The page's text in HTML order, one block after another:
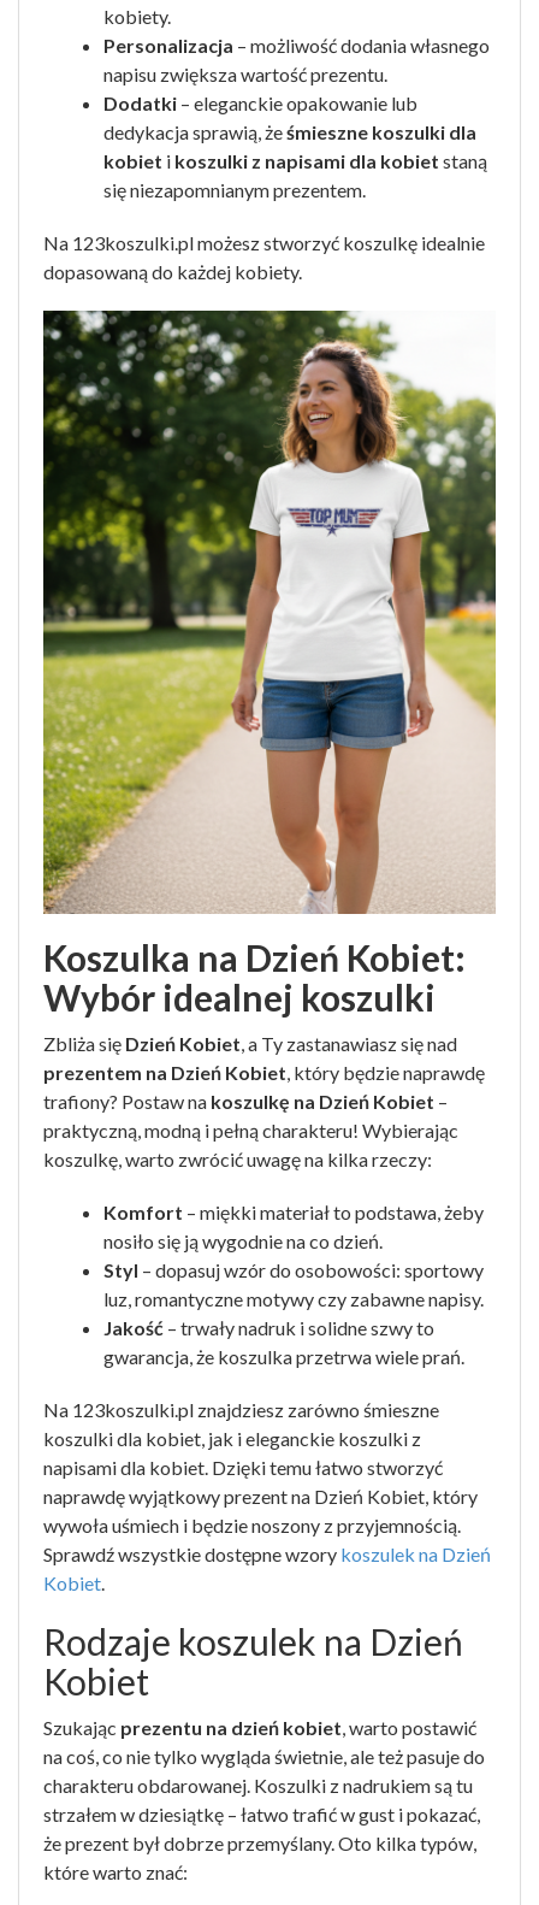
kobiety.
Personalizacja – możliwość dodania własnego
napisu zwiększa wartość prezentu.
Dodatki – eleganckie opakowanie lub
dedykacja sprawią, żeśmieszne koszulki dla
kobiet i koszulki z napisami dla kobiet staną
się niezapomnianym prezentem.
Na 123koszulki.pl możesz stworzyć koszulkę idealnie
dopasowaną do każdej kobiety.
Koszulka na Dzień Kobiet:
Wybór idealnej koszulki
Zbliża się Dzień Kobiet, a Ty zastanawiasz się nad
prezentem na Dzień Kobiet, który będzie naprawdę
trafiony? Postaw na koszulkę na Dzień Kobiet –
praktyczną, modną i pełną charakteru! Wybierając
koszulkę, warto zwrócić uwagę na kilka rzeczy:
Komfort – miękki materiał to podstawa, żeby
nosiło się ją wygodnie na co dzień.
Styl – dopasuj wzór do osobowości: sportowy
luz, romantyczne motywy czy zabawne napisy.
Jakość – trwały nadruk i solidne szwy to
gwarancja, że koszulka przetrwa wiele prań.
Na 123koszulki.pl znajdziesz zarówno śmieszne
koszulki dla kobiet, jak i eleganckie koszulki z
napisami dla kobiet. Dzięki temu łatwo stworzyć
naprawdę wyjątkowy prezent na Dzień Kobiet, który
wywoła uśmiech i będzie noszony z przyjemnością.
Sprawdź wszystkie dostępne wzory koszulek na Dzień
Kobiet.
Rodzaje koszulek na Dzień
Kobiet
Szukając prezentu na dzień kobiet, warto postawić
na coś, co nie tylko wygląda świetnie, ale też pasuje do
charakteru obdarowanej. Koszulki z nadrukiem są tu
strzałem w dziesiątkę – łatwo trafić w gust i pokazać,
że prezent był dobrze przemyślany. Oto kilka typów,
które warto znać: